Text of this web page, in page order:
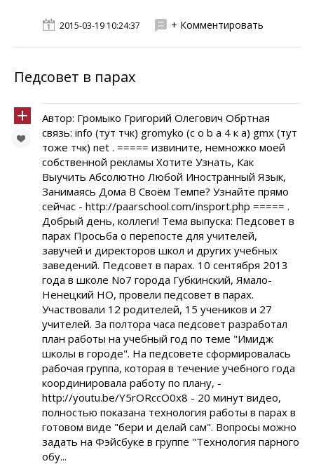
2015-03-19 10:24:37 + Комментировать
Педсовет в парах
Автор: Громыко Григорий Олегович Обртная
связь: info (тут тчк) gromyko (c o b a 4 к а) gmx (тут
тоже тчк) net . ===== извините, немножко моей
собственной рекламы Хотите Узнать, Как
Выучить Абсолютно Любой Иностранный Язык,
Занимаясь Дома В Своём Темпе? Узнайте прямо
сейчас - http://paarschool.com/insport.php ===== .
Добрый день, коллеги! Тема выпуска: Педсовет в
парах Просьба о перепосте для учителей,
завучей и директоров школ и других учебных
заведений. Педсовет в парах. 10 сентября 2013
года в школе No7 города Губкинский, Ямало-
Ненецкий НО, провели педсовет в парах.
Участвовали 12 родителей, 15 учеников и 27
учителей. За полтора часа педсовет разработал
план работы на учебный год по теме "Имидж
школы в городе". На педсовете сформировалась
рабочая группа, которая в течение учебного года
координировала работу по плану, -
http://youtu.be/Y5rORccO0x8 - 20 минут видео,
полностью показана технология работы в парах в
готовом виде "бери и делай сам". Вопросы можно
задать на Фэйсбуке в группе "Технология парного
обу...